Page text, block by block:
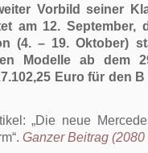
Vorbild seiner
am 12. September,
(4. – 19. Oktober)
Modelle ab dem
Euro für den B
Die neue
. Ganzer Beitrag